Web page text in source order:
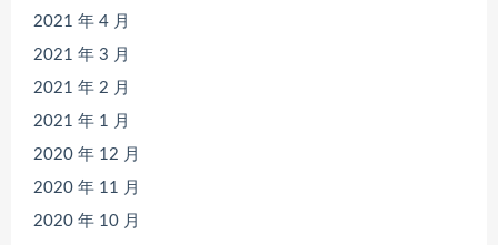
2021 年 4 月
2021 年 3 月
2021 年 2 月
2021 年 1 月
2020 年 12 月
2020 年 11 月
2020 年 10 月